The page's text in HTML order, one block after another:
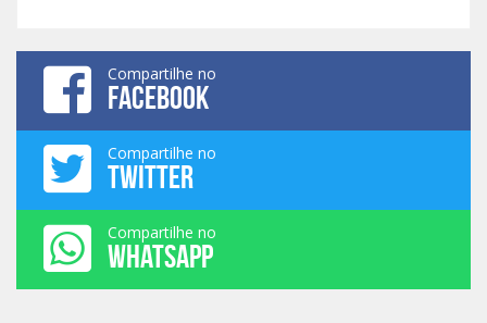
Compartilhe no
FACEBOOK
Compartilhe no
TWITTER
Compartilhe no
WHATSAPP